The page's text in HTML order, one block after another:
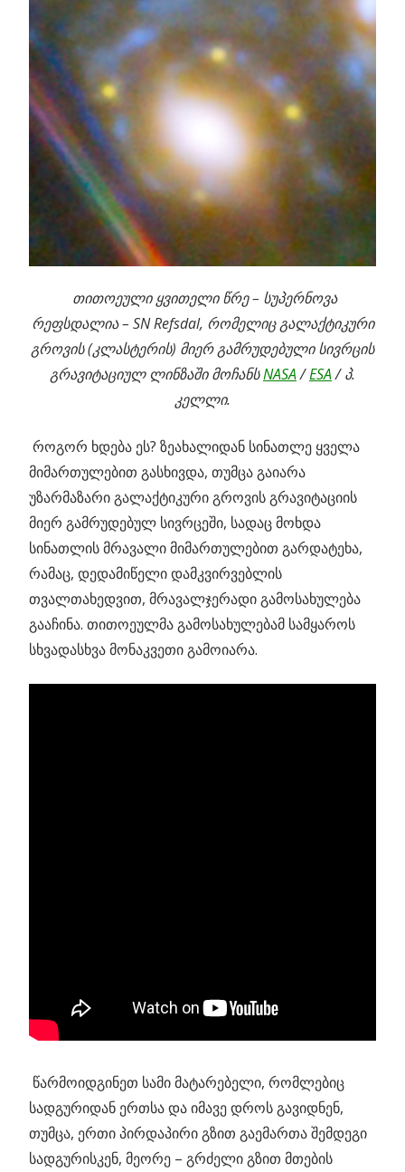
თითოეული ყვითელი წრე – სუპერნოვა
რეფსდალია – SN Refsdal, რომელიც გალაქტიკური
გროვის (კლასტერის) მიერ გამრუდებული სივრცის
გრავიტაციულ ლინზაში მოჩანსNASA/ESA/ პ.
კელლი.
როგორ ხდება ეს? ზეახალიდან სინათლე ყველა
მიმართულებით გასხივდა, თუმცა გაიარა
უზარმაზარი გალაქტიკური გროვის გრავიტაციის
მიერ გამრუდებულ სივრცეში, სადაც მოხდა
სინათლის მრავალი მიმართულებით გარდატეხა,
რამაც, დედამიწელი დამკვირვებლის
თვალთახედვით, მრავალჯერადი გამოსახულება
გააჩინა. თითოეულმა გამოსახულებამ სამყაროს
სხვადასხვა მონაკვეთი გამოიარა.
წარმოიდგინეთ სამი მატარებელი, რომლებიც
სადგურიდან ერთსა და იმავე დროს გავიდნენ,
თუმცა, ერთი პირდაპირი გზით გაემართა შემდეგი
სადგურისკენ, მეორე – გრძელი გზით მთების